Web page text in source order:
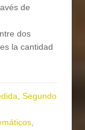
de
dos
la cantidad
,Segundo
,